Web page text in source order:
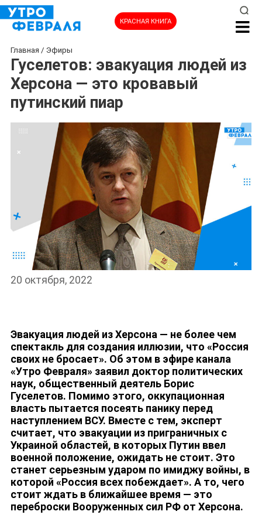
КРАСНАЯ КНИГА
НОВОСТИ
Главная / Эфиры
Гуселетов: эвакуация людей из
Херсона — это кровавый
путинский пиар
20 октября, 2022
Эвакуация людей из Херсона — не более чем
спектакль для создания иллюзии, что «‎Россия
своих не бросает». Об этом в эфире канала
«‎Утро Февраля» заявил доктор политических
наук, общественный деятель Борис
Гуселетов. Помимо этого, оккупационная
власть пытается посеять панику перед
наступлением ВСУ. Вместе с тем, эксперт
считает, что эвакуации из приграничных с
Украиной областей, в которых Путин ввел
военной положение, ожидать не стоит. Это
станет серьезным ударом по имиджу войны, в
которой «Россия всех побеждает‎». А то, чего
стоит ждать в ближайшее время — это
переброски Вооруженных сил РФ от Херсона.